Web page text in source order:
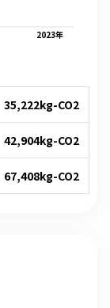
2023年
35,222kg-CO2
42,904kg-CO2
67,408kg-CO2